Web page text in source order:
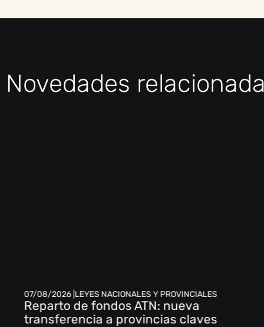
Novedades
07/08/2026 | LEYES NACIONALES Y PROVINCIALES
Reparto de fondos ATN: nueva
transferencia a provincias claves